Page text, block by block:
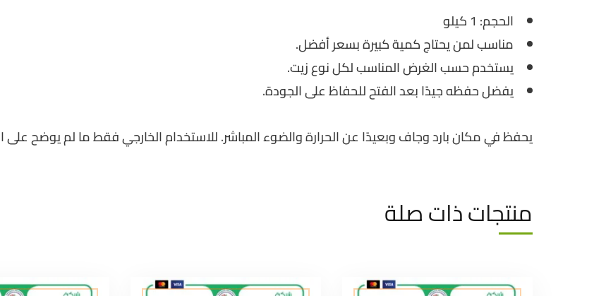
الحجم: 1 كيلو
مناسب لمن يحتاج كمية كبيرة بسعر أفضل.
يستخدم حسب الغرض المناسب لكل نوع زيت.
يفضل حفظه جيدًا بعد الفتح للحفاظ على الجودة.
يحفظ في مكان بارد وجاف وبعيدًا عن الحرارة والضوء المباشر. للاستخدام الخارجي فقط ما لم يوضح
منتجات ذات صلة